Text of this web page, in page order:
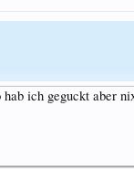
ich geguckt aber